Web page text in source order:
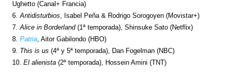
Ughetto (Canal+ Francia)
6.Antidisturbios, Isabel Peña & Rodrigo Sorogoyen (Movistar+)
7.Alice in Borderland(1ª temporada), Shinsuke Sato (Netflix)
8. Patria, Aitor Gabilondo (HBO)
9. This is us (4ª y 5ª temporada), Dan Fogelman (NBC)
10. El alienista(2ª temporada), Hossein Amini (TNT)